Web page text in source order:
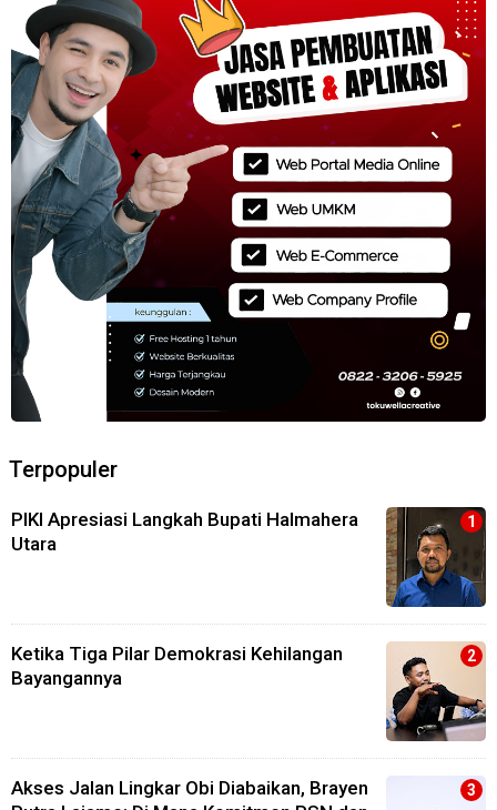
Terpopuler
PIKI Apresiasi Langkah Bupati Halmahera
Utara
Ketika Tiga Pilar Demokrasi Kehilangan
Bayangannya
Akses Jalan Lingkar Obi Diabaikan, Brayen